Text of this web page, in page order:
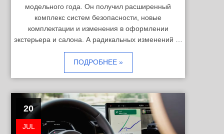
модельного года. Он получил расширенный
комплекс систем безопасности, новые
комплектации и изменения в оформлении
экстерьера и салона. А радикальных изменений …
ПОДРОБНЕЕ »
20
JUL